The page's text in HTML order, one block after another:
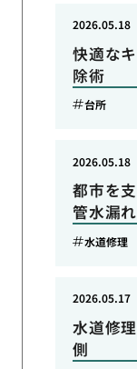
快適な
除術
2026.05.18
台所
都市を
管水漏
2026.05.18
水道修理
水道修
側
2026.05.17